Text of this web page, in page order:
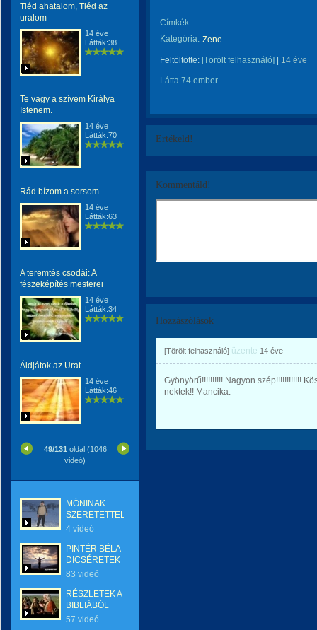
Tiéd ahatalom, Tiéd az
uralom
14 éve
Látták:38
Te vagy a szívem Királya
Istenem.
14 éve
Látták:70
Rád bízom a sorsom.
14 éve
Látták:63
A teremtés csodái: A
fészeképítés mesterei
14 éve
Látták:34
Áldjátok az Urat
14 éve
Látták:46
49/131 oldal (1046
videó)
MÓNINAK
SZERETETTEL
4 videó
PINTÉR BÉLA
DICSÉRETEK
83 videó
RÉSZLETEK A
BIBLIÁBÓL
57 videó
Címkék:
Kategória: Zene
Feltöltötte: [Törölt felhasználó] 14 éve
Látta 74 ember.
Értékeld!
Kommentáld!
Hozzászólások
[Törölt felhasználó] üzente 14 éve
Gyönyörű!!!!!!!!!! Nagyon szép!!!!!!!!!!!!
nektek!! Mancika.